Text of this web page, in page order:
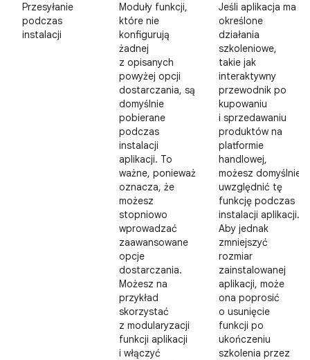
Przesyłanie
podczas
instalacji
Moduły funkcji,
które nie
konfigurują
żadnej
z opisanych
powyżej opcji
dostarczania, są
domyślnie
pobierane
podczas
instalacji
aplikacji. To
ważne, ponieważ
oznacza, że
możesz
stopniowo
wprowadzać
zaawansowane
opcje
dostarczania.
Możesz na
przykład
skorzystać
z modularyzacji
funkcji aplikacji
i włączyć
Jeśli aplikacja ma
określone
działania
szkoleniowe,
takie jak
interaktywny
przewodnik po
kupowaniu
i sprzedawaniu
produktów na
platformie
handlowej,
możesz domyślnie
uwzględnić tę
funkcję podczas
instalacji aplikacji.
Aby jednak
zmniejszyć
rozmiar
zainstalowanej
aplikacji, może
ona poprosić
o usunięcie
funkcji po
ukończeniu
szkolenia przez